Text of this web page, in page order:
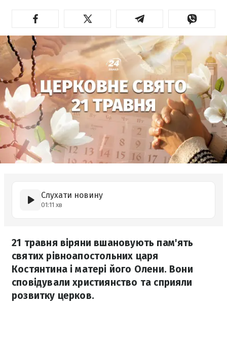
Слухати новину
01:11 хв
21 травня віряни вшановують пам'ять
святих рівноапостольних царя
Костянтина і матері його Олени. Вони
сповідували християнство та сприяли
розвитку церков.